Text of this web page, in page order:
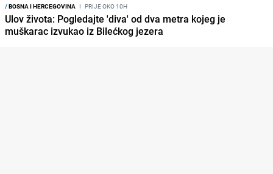
/BOSNA I HERCEGOVINA I PRIJE OKO 10H
Ulov života: Pogledajte 'diva' od dva metra kojeg je
muškarac izvukao iz Bilećkog jezera